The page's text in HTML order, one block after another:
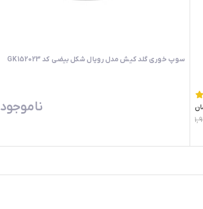
سوپ خوری گلد کیش مدل رویال شکل بیضی کد GK152023
ناموجود